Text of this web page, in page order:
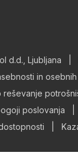
d.d., Ljubljana
in
reševanje
poslovanja